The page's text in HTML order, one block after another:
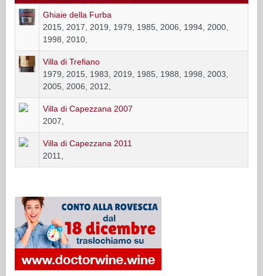
Ghiaie della Furba
2015, 2017, 2019, 1979, 1985, 2006, 1994, 2000,
1998, 2010,
Villa di Trefiano
1979, 2015, 1983, 2019, 1985, 1988, 1998, 2003,
2005, 2006, 2012,
Villa di Capezzana 2007
2007,
Villa di Capezzana 2011
2011,